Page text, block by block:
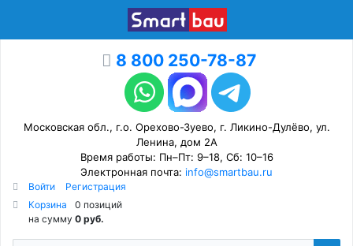
8 800 250-78-87
Московская обл., г.о. Орехово-Зуево, г. Ликино-Дулёво, ул.
Ленина, дом 2А
Время работы: Пн–Пт: 9–18, Сб: 10–16
Электронная почта: info@smartbau.ru
Войти
Регистрация
Корзина
0 позиций
на сумму 0 руб.